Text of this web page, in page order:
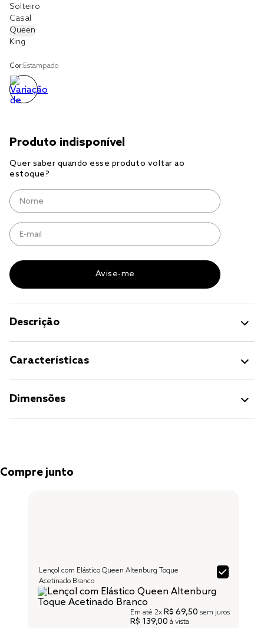
Solteiro
Casal
Queen
King
Cor: Estampado
Descrição
Características
Dimensões
Compre junto
Lençol com Elástico Queen Altenburg Toque
Acetinado Branco
Em até 2x R$ 69,50 sem juros
R$ 139,00 à vista
cobre leito
cobertor
jogo cama casal